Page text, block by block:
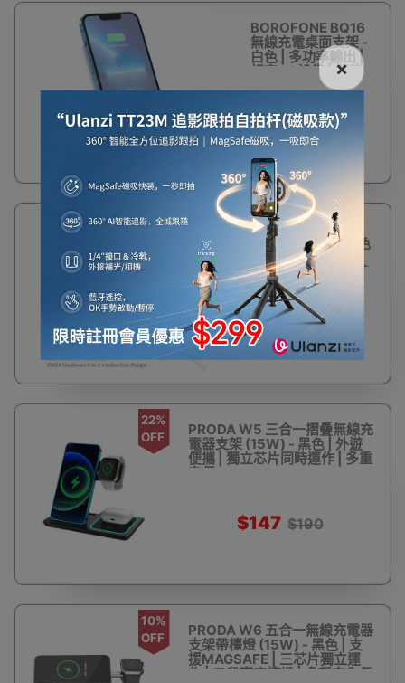
BOROFONE BQ16
無線充電桌面支架 -
白色 | 多功率輸出 |
相容 Qi 設備 | 智能
識別 | 即放即充 | 香
$168
浩酷CW24 俊博三
合一無線快充 - 白色
| 三合一便利充電 |
無線快充技術 | 多裝
置相容充電 | 簡化桌
面佈局
$288
22%
OFF
PRODA W5 三合一摺疊無線充
電器支架 (15W) - 黑色 | 外遊
便攜 | 獨立芯片同時運作 | 多重
安保
$147 $190
10%
OFF
PRODA W6 五合一無線充電器
支架帶檯燈 (15W) - 黑色 | 支
援MAGSAFE | 三芯片獨立運
作 | 三段亮度檯燈 | 多種安全保
×